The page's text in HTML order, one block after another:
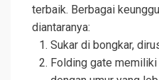
terbaik. Berbagai
diantaranya:
Sukar di bongkar,
Folding gate